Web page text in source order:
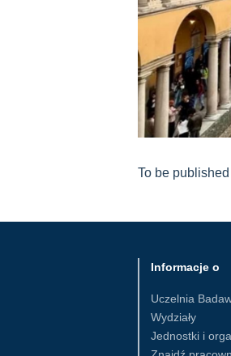
To be
Informacje o
Uczelnia
Wydziały
Jednostki i